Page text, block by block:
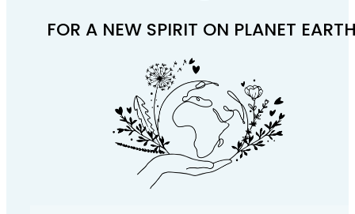
FOR A NEW SPIRIT ON PLANET